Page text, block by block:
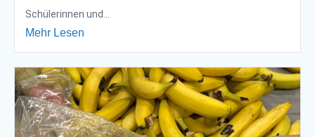
Schülerinnen und...
Mehr Lesen